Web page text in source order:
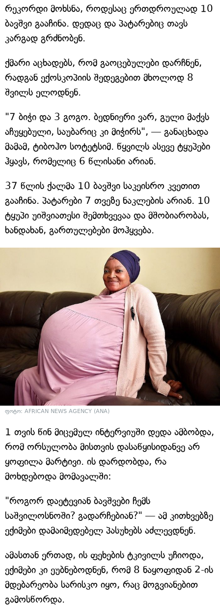
რეკორდი მოხსნა, როდესაც ერთდროულად 10
ბავშვი გააჩინა. დედაც და პატარებიც თავს
კარგად გრძნობენ.
ქმარი აცხადებს, რომ გაოცებულები დარჩნენ,
რადგან ექოსკოპიის შედეგებით მხოლოდ 8
შვილს ელოდნენ.
"7 ბიჭი და 3 გოგო. ბედნიერი ვარ, გული მაქვს
აჩუყებული, საუბარიც კი მიჭირს", — განაცხადა
მამამ, ტიბოჰო სოტეტსიმ. წყვილს ასევე ტყუპები
ჰყავს, რომელიც 6 წლისანი არიან.
37 წლის ქალმა 10 ბავშვი საკეისრო კვეთით
გააჩინა. პატარები 7 თვეზე ნაკლების არიან. 10
ტყუპი უიშვიათესი შემთხვევაა და მშობიარობას,
ხანდახან, გართულებები მოჰყვება.
ფოტო: AFRICAN NEWS AGENCY (ANA)
1 თვის წინ მიცემულ ინტერვიუში დედა ამბობდა,
რომ ორსულობა მისთვის დასაწყისიდანვე არ
ყოფილა მარტივი. ის დარდობდა, რა
მოხდებოდა მომავალში:
"როგორ დაეტევიან ბავშვები ჩემს
საშვილოსნოში? გადარჩებიან?" — ამ კითხვებზე
ექიმები დამაიმედებელ პასუხებს აძლევდნენ.
ამასთან ერთად, ის ფეხების ტკივილს უჩიოდა,
ექიმები კი ეუბნებოდნენ, რომ 8 ნაყოფიდან 2-ის
მდებარეობა სარისკო იყო, რაც მოგვიანებით
გამოსწორდა.